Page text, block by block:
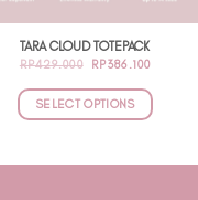
TARA CLOUD TOTEPACK
RP429.000
ORIGINAL
WAS:
RP429.000.
RP386.100
IS:
SELECT OPTIONS